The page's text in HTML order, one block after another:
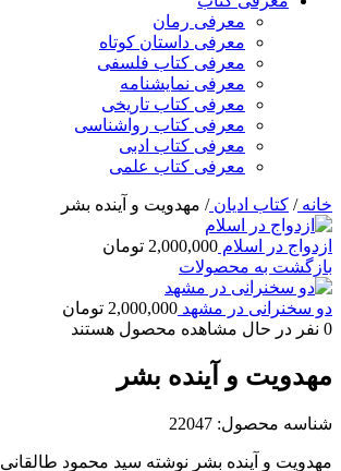
معرفی رمان
معرفی داستان کوتاه
معرفی کتاب فلسفی
معرفی نمایشنامه
معرفی کتاب تاریخی
معرفی کتاب رواشناسی
معرفی کتاب ادبی
معرفی کتاب علمی
خانه/ کتاب ادیان/ مهدویت و آینده بشر
ازدواج در اسلام 2,000,000 تومان
بازگشت به محصولات
دو سخنرانی در مشهد 2,000,000 تومان
0 نفر در حال مشاهده محصول هستند
مهدویت و آینده بشر
شناسه محصول: 22047
مهدویت و آینده بشر نوشته سید محمود طالقانی